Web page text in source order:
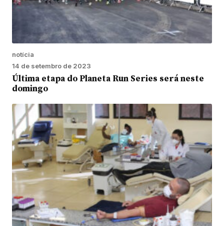
notícia
14 de setembro de 2023
Última etapa do Planeta Run Series será neste
domingo